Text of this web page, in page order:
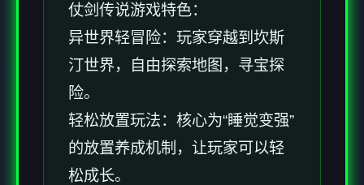
仗剑传说游戏特色：
异世界轻冒险：玩家穿越到坎斯
汀世界，自由探索地图，寻宝探
险。
轻松放置玩法：核心为“睡觉变强”
的放置养成机制，让玩家可以轻
松成长。